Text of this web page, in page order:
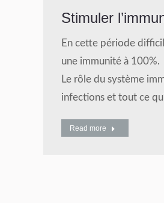
Stimuler
En cette période
une immunité à 100%.
Le rôle du système
infections et tout ce
Read more